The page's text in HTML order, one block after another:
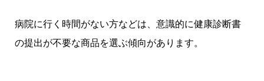
病院に行く時間がない方などは、意識的に健康診断書
の提出が不要な商品を選ぶ傾向があります。